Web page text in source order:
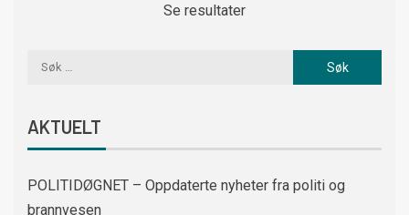
Se resultater
AKTUELT
POLITIDØGNET – Oppdaterte nyheter fra politi og
brannvesen